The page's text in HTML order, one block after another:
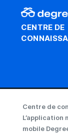
CENTRE DE
Centre de
L’application
mobile